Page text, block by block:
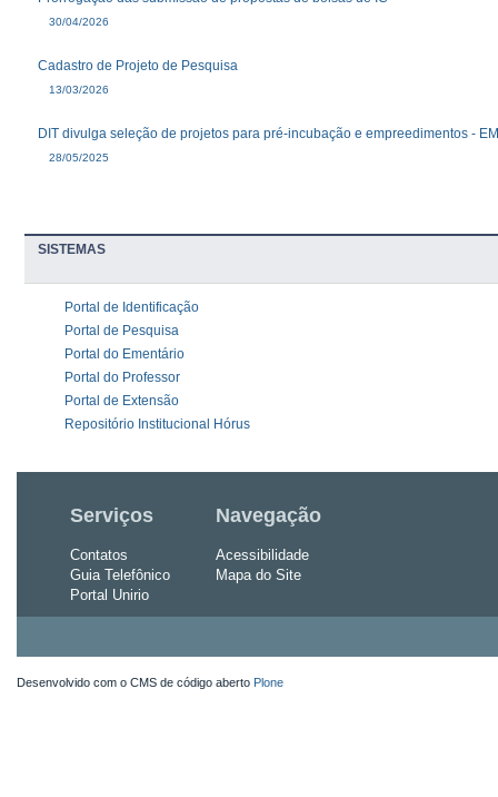
30/04/2026
Cadastro de Projeto de Pesquisa
13/03/2026
DIT divulga seleção de projetos para pré-incubação e empreedimentos -
28/05/2025
SISTEMAS
Portal de Identificação
Portal de Pesquisa
Portal do Ementário
Portal do Professor
Portal de Extensão
Repositório Institucional Hórus
Serviços
Contatos
Guia Telefônico
Portal Unirio
Navegação
Acessibilidade
Mapa do Site
Desenvolvido com o CMS de código aberto Plone